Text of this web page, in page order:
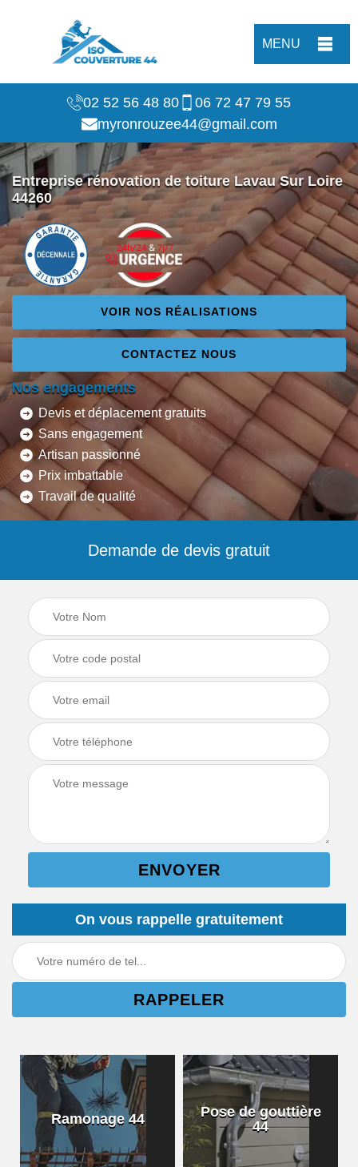
MENU
02 52 56 48 80
06 72 47 79 55
myronrouzee44@gmail.com
Entreprise rénovation de toiture Lavau Sur Loire
44260
VOIR NOS RÉALISATIONS
CONTACTEZ NOUS
Nos engagements
Devis et déplacement gratuits
Sans engagement
Artisan passionné
Prix imbattable
Travail de qualité
Demande de devis gratuit
On vous rappelle gratuitement
Ramonage 44
Pose de gouttière
44